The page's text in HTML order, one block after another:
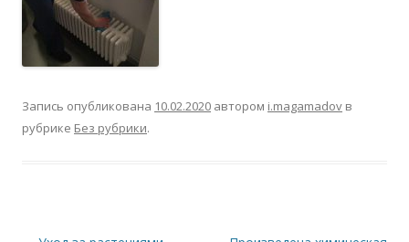
Запись опубликована 10.02.2020 автором i.magamadov в
рубрике Без рубрики.